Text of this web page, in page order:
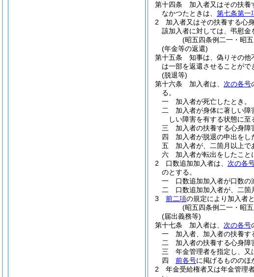
第十四条
加入者又はその扶
なかつたときは、 第七条第一
2
加入者又はその扶養する心
該加入者に対しては、弔慰金
(昭五四条例二一・昭
(年金等の返還)
第十五条
知事は、偽りその他
は一部を返還させることがで
(脱退等)
第十六条
加入者は、 次の各号
る。
一
加入者が死亡したとき。
二
加入者が身体に著しい障
しい障害を有する状態に
三
加入者の扶養する心身障
四
加入者が脱退の申出をし
五
加入者が、二箇月以上で
六
加入者が転出をしたこと
2
口数追加加入者は、 次の各
のとする。
一
口数追加加入者が口数の
二
口数追加加入者が、二箇
3
前二項の規定により加入者
(昭五四条例二一・昭
(届出義務等)
第十七条
加入者は、 次の各号
一
加入者、加入者の扶養す
二
加入者の扶養する心身障
三
年金管理者を指定し、又
四
前各号に掲げるもののほ
2
年金受給権者又は年金管理者